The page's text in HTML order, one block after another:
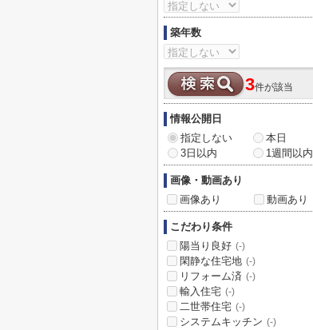
築年数
3件が該当
情報公開日
指定しない
本日
3日以内
1週間以内
画像・動画あり
画像あり
動画あり
こだわり条件
陽当り良好 (-)
閑静な住宅地 (-)
リフォーム済 (-)
輸入住宅 (-)
二世帯住宅 (-)
システムキッチン (-)